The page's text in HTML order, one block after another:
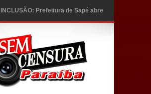
INCLUSÃO: Prefeitura de Sapé abre
Social; veja documentação
necessária!